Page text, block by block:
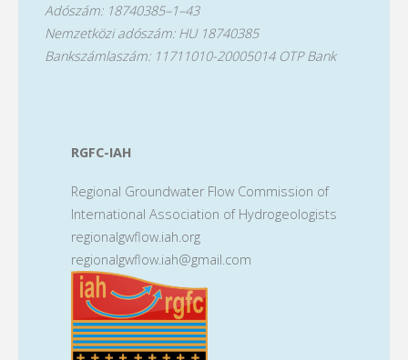
Adószám: 18740385–1–43
Nemzetközi adószám: HU 18740385
Bankszámlaszám: 11711010-20005014 OTP Bank
RGFC-IAH
Regional Groundwater Flow Commission of
International Association of Hydrogeologists
regionalgwflow.iah.org
regionalgwflow.iah@gmail.com